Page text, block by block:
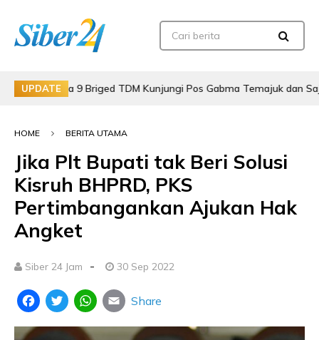
UPDATE
9 Briged TDM Kunjungi Pos Gabma Temajuk dan Sajingan
HOME BERITA UTAMA
Jika Plt Bupati tak Beri Solusi
Kisruh BHPRD, PKS
Pertimbangankan Ajukan Hak
Angket
Siber 24 Jam - 30 Sep 2022
FacebookTwitterWhatsApp
Email
Share